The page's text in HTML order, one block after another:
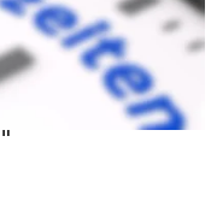
12:30 und von